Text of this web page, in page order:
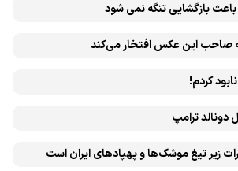
باعث بازگشایی تنگه نمی شود
صاحب این عکس افتخار می‌کند
کردم!
دونالد ترامپ
زیر تیغ موشک‌ها و پهپادهای ایران است